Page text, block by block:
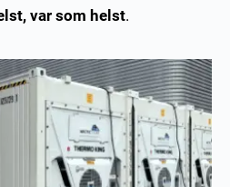
var som helst.